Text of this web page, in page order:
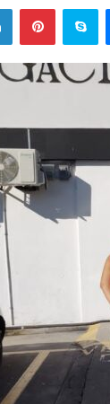
email
LinkedInPinterest